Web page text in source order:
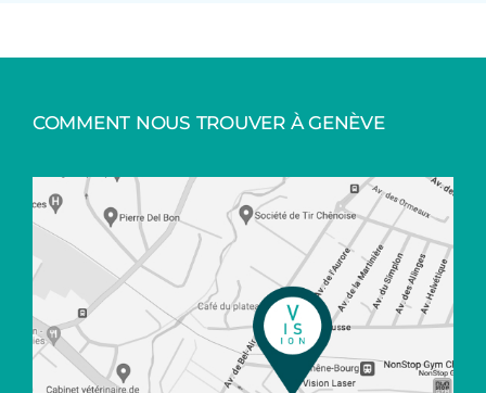
COMMENT NOUS TROUVER À GENÈVE